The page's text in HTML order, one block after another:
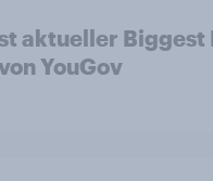
aktueller Biggest
YouGov